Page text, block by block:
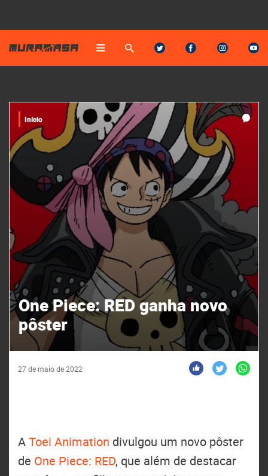
Início
One Piece: RED ganha novo
pôster
27 de maio de 2022
AToei Animation divulgou um novo pôster
de One Piece: RED, que além de destacar